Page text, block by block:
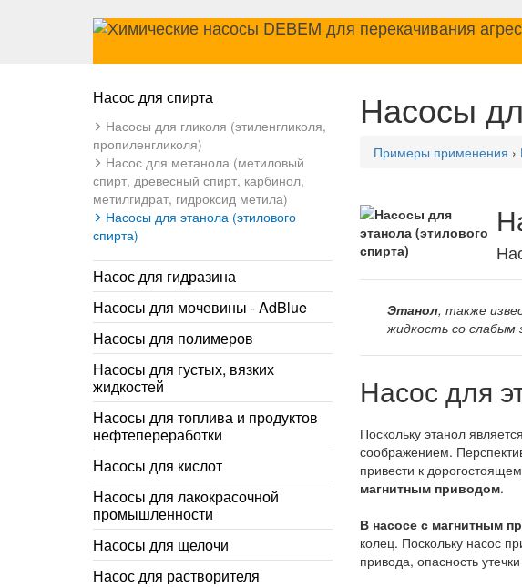
Насос для спирта
Насосы для гликоля (этиленгликоля,
пропиленгликоля)
Насос для метанола (метиловый
спирт, древесный спирт, карбинол,
метилгидрат, гидроксид метила)
Насосы для этанола (этилового
спирта)
Насос для гидразина
Насосы для мочевины - AdBlue
Насосы для полимеров
Насосы для густых, вязких
жидкостей
Насосы для топлива и продуктов
нефтепереработки
Насосы для кислот
Насосы для лакокрасочной
промышленности
Насосы для щелочи
Насос для растворителя
Насосы
Примеры применения ›
Этанол, также
жидкость со слабым
Насос для
Поскольку этанол
соображением.
привести к
магнитным приводом.
В насосе с магнитным
колец. Поскольку насос
привода, опасность утечки